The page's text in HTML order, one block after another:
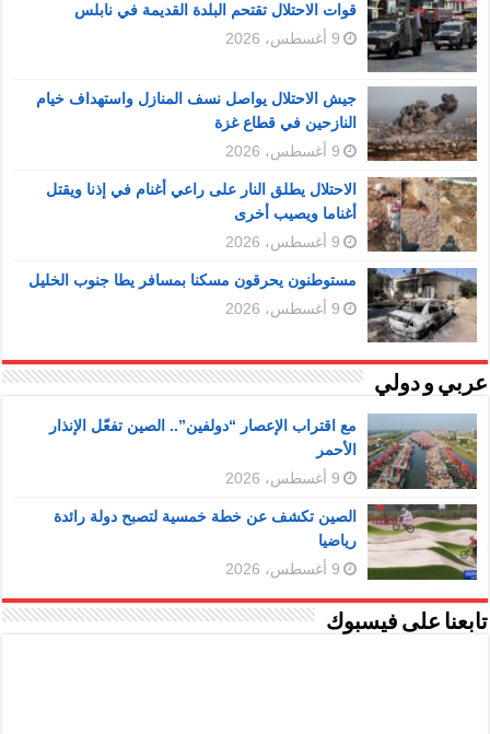
قوات الاحتلال تقتحم البلدة القديمة في نابلس
9 أغسطس، 2026
جيش الاحتلال يواصل نسف المنازل واستهداف خيام
النازحين في قطاع غزة
9 أغسطس، 2026
الاحتلال يطلق النار على راعي أغنام في إذنا ويقتل
أغناما ويصيب أخرى
9 أغسطس، 2026
مستوطنون يحرقون مسكنا بمسافر يطا جنوب الخليل
9 أغسطس، 2026
عربي و دولي
مع اقتراب الإعصار “دولفين”.. الصين تفعّل الإنذار
الأحمر
9 أغسطس، 2026
الصين تكشف عن خطة خمسية لتصبح دولة رائدة
رياضيا
9 أغسطس، 2026
تابعنا على فيسبوك